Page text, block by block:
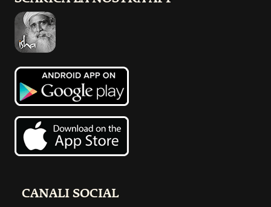
CANALI SOCIAL